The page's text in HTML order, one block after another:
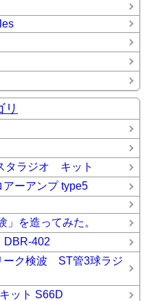
リ
タラジオ キット
ーアンプ type5
」を造ってみた。
DBR-402
ーク検波 ST管3球ラジ
ット S66D